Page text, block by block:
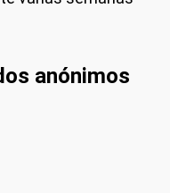
anónimos